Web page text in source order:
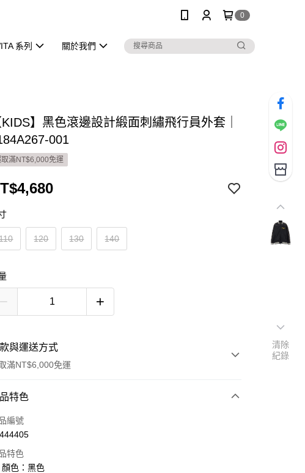
0
系列 關於我們
KIDS】黑色滾邊設計緞面刺繡飛行員外套｜
001
取滿NT$6,000免運
120 130 140
與運送方式
滿NT$6,000免運
款方式
卡一次付款
Pay
特色
編號
特色
顏色：黑色
清除
紀錄